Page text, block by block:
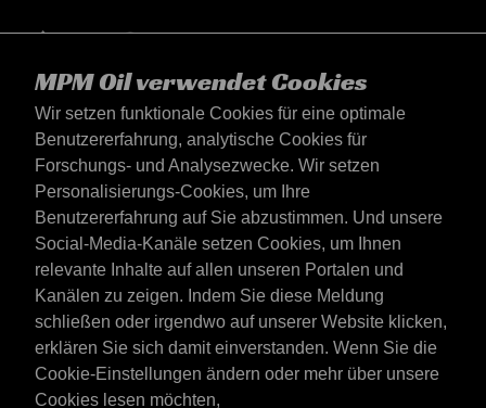
MPM Oil verwendet Cookies
Wir setzen funktionale Cookies für eine optimale
Benutzererfahrung, analytische Cookies für
Forschungs- und Analysezwecke. Wir setzen
Personalisierungs-Cookies, um Ihre
Benutzererfahrung auf Sie abzustimmen. Und unsere
Social-Media-Kanäle setzen Cookies, um Ihnen
relevante Inhalte auf allen unseren Portalen und
Kanälen zu zeigen. Indem Sie diese Meldung
schließen oder irgendwo auf unserer Website klicken,
erklären Sie sich damit einverstanden. Wenn Sie die
Cookie-Einstellungen ändern oder mehr über unsere
Cookies lesen möchten,
Deutschland
Kontakt
AGB's
Lieferbedingungen
Datenschutzerklärung